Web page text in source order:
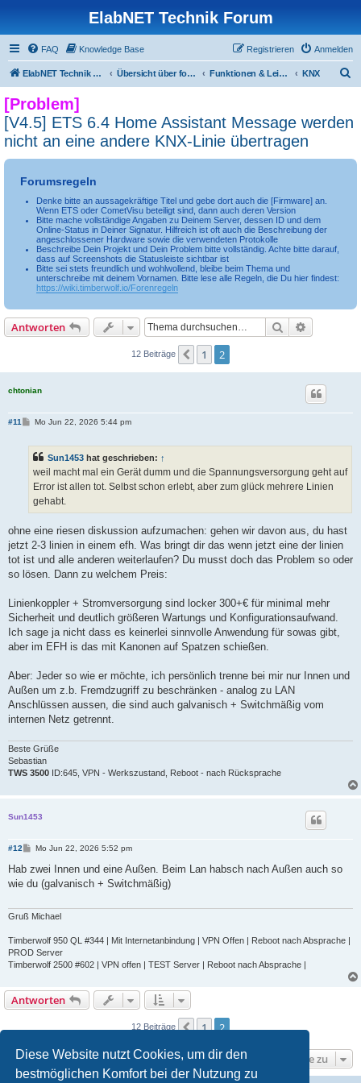
Diese Website nutzt Cookies, um dir den
bestmöglichen Komfort bei der Nutzung zu
ElabNET Technik Forum
FAQ Knowledge Base Anmelden
Registrieren
ElabNET Technik Forum Übersicht über forum.timberwolf.io Funktionen & Leistungsmerkmale KNX
h
[Problem]
[V4.5] ETS 6.4 Home Assistant Message werden
nicht an eine andere KNX-Linie übertragen
Forumsregeln
Denke bitte an aussagekräftige Titel und gebe dort auch die [Firmware] an.
Wenn ETS oder CometVisu beteiligt sind, dann auch deren Version
Bitte mache vollständige Angaben zu Deinem Server, dessen ID und dem
Online-Status in Deiner Signatur. Hilfreich ist oft auch die Beschreibung der
angeschlossener Hardware sowie die verwendeten Protokolle
Beschreibe Dein Projekt und Dein Problem bitte vollständig. Achte bitte darauf,
dass auf Screenshots die Statusleiste sichtbar ist
Bitte sei stets freundlich und wohlwollend, bleibe beim Thema und
unterschreibe mit deinem Vornamen. Bitte lese alle Regeln, die Du hier findest:
https://wiki.timberwolf.io/Forenregeln
Antworten Suche
12 Beiträge Vorherige
1 2
chtonian
#11
B
r
a
Mo Jun 22, 2026 5:44 pm
Sun1453 hat geschrieben: ↑
weil macht mal ein Gerät dumm und die Spannungsversorgung geht auf
Error ist allen tot. Selbst schon erlebt, aber zum glück mehrere Linien
gehabt.
ohne eine riesen diskussion aufzumachen: gehen wir davon aus, du hast
jetzt 2-3 linien in einem efh. Was bringt dir das wenn jetzt eine der linien
tot ist und alle anderen weiterlaufen? Du musst doch das Problem so oder
so lösen. Dann zu welchem Preis:
Linienkoppler + Stromversorgung sind locker 300+€ für minimal mehr
Sicherheit und deutlich größeren Wartungs und Konfigurationsaufwand.
Ich sage ja nicht dass es keinerlei sinnvolle Anwendung für sowas gibt,
aber im EFH is das mit Kanonen auf Spatzen schießen.
Aber: Jeder so wie er möchte, ich persönlich trenne bei mir nur Innen und
Außen um z.b. Fremdzugriff zu beschränken - analog zu LAN
Anschlüssen aussen, die sind auch galvanisch + Switchmäßig vom
internen Netz getrennt.
Beste Grüße
Sebastian
TWS 3500
ID:645, VPN - Werkszustand, Reboot - nach Rücksprache
Sun1453
#12
B
i
r
Mo Jun 22, 2026 5:52 pm
Hab zwei Innen und eine Außen. Beim Lan habsch nach Außen auch so
wie du (galvanisch + Switchmäßig)
Gruß Michael
Timberwolf 950 QL #344 | Mit Internetanbindung | VPN Offen | Reboot nach Absprache |
PROD Server
Timberwolf 2500 #602 | VPN offen | TEST Server | Reboot nach Absprache |
Antworten
12 Beiträge Vorherige
1 2
Gehe zu